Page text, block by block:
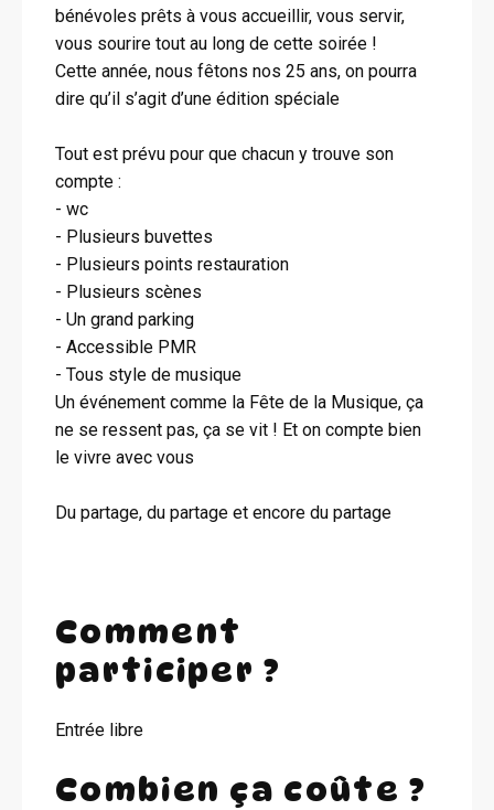
bénévoles prêts à vous accueillir, vous servir,
vous sourire tout au long de cette soirée !
Cette année, nous fêtons nos 25 ans, on pourra
dire qu’il s’agit d’une édition spéciale
Tout est prévu pour que chacun y trouve son
compte :
- wc
- Plusieurs buvettes
- Plusieurs points restauration
- Plusieurs scènes
- Un grand parking
- Accessible PMR
- Tous style de musique
Un événement comme la Fête de la Musique, ça
ne se ressent pas, ça se vit ! Et on compte bien
le vivre avec vous
Du partage, du partage et encore du partage
Comment
participer ?
Entrée libre
Combien ça coûte ?